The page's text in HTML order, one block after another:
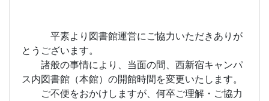
平素より図書館運営にご協力いただきありが
とうございます。
諸般の事情により、当面の間、西新宿キャンパ
ス内図書館（本館）の開館時間を変更いたします。
ご不便をおかけしますが、何卒ご理解・ご協力